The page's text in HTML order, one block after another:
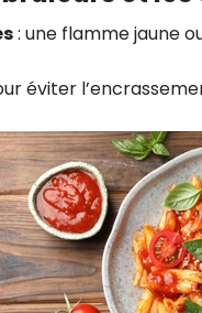
: une flamme jaune
éviter